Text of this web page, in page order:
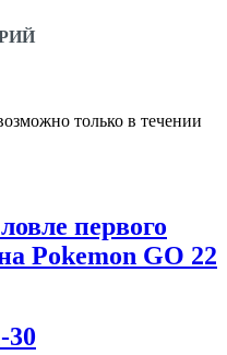
только в течении
первого
Pokemon GO 22
30